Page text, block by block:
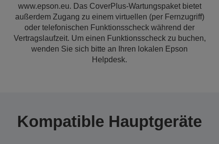
www.epson.eu. Das CoverPlus-Wartungspaket bietet
außerdem Zugang zu einem virtuellen (per Fernzugriff)
oder telefonischen Funktionsscheck während der
Vertragslaufzeit. Um einen Funktionsscheck zu buchen,
wenden Sie sich bitte an Ihren lokalen Epson
Helpdesk.
Kompatible Hauptgeräte